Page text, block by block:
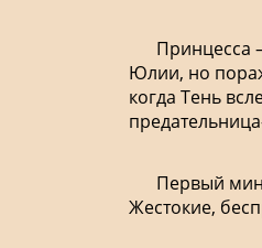
Принцесса
Юлии, но
когда Тень
Первый
Жестокие,